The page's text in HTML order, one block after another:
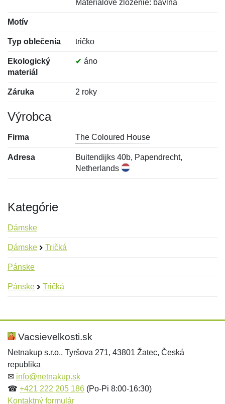
Materiálové zloženie: bavlna
Motív
Typ oblečenia tričko
Ekologický
materiál
✔ áno
Záruka 2 roky
Výrobca
Firma The Coloured House
Adresa
Buitendijks 40b, Papendrecht,
Netherlands
Kategórie
Dámske
Dámske Tričká
Pánske
Pánske Tričká
Hodnotenie:
Meno:*
Meno:
E-mail:*
Vacsievelkosti.sk
Netnakup s.r.o., Tyršova 271, 43801 Žatec, Česká
republika
✉ info@netnakup.sk
☎ +421 222 205 186 (Po-Pi 8:00-16:30)
Kontaktný formulár